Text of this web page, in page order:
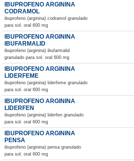
IBUPROFENO ARGININA
CODRAMOL
ibuprofeno (arginina) codramol granulado
para sol. oral 600 mg
IBUPROFENO ARGININA
IBUFARMALID
ibuprofeno (arginina) ibufarmalid
granulado para sol. oral 600 mg
IBUPROFENO ARGININA
LIDERFEME
ibuprofeno (arginina) liderfeme granulado
para sol. oral 600 mg
IBUPROFENO ARGININA
LIDERFEN
ibuprofeno (arginina) liderfen granulado
para sol. oral 600 mg
IBUPROFENO ARGININA
PENSA
ibuprofeno (arginina) pensa granulado
para sol. oral 600 mg